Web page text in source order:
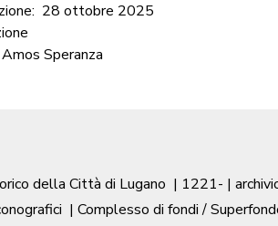
28 ottobre 2025
Amos Speranza
della Città di Lugano | 1221- |
| Complesso di fondi /